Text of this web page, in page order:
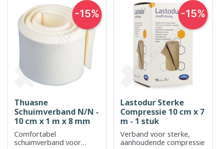
Thuasne
Schuimverband N/N -
10 cm x 1 m x 8 mm
Comfortabel
schuimverband voor
-15%
Lastodur Sterke
Compressie 10 cm x 7
m - 1 stuk
Verband voor sterke,
aanhoudende compressie
-15%